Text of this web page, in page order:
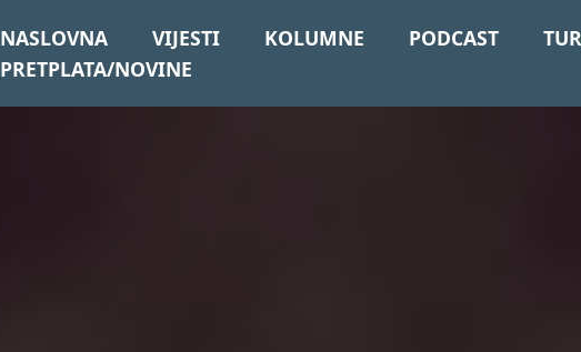
NASLOVNA VIJESTI KOLUMNE PODCAST
PRETPLATA/NOVINE